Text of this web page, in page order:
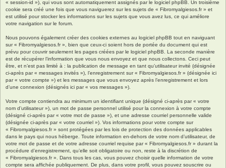
« session-id »), qui vous sont automatiquement assignés par le logiciel phpBB. Un troisième
cookie sera créé une fois que vous naviguerez sur les sujets de « Fibromyalgiesos.fr » et
est utilisé pour stocker les informations sur les sujets que vous avez lus, ce qui améliore
votre navigation sur le forum.
Nous pouvons également créer des cookies externes au logiciel phpBB tout en naviguant
sur « Fibromyalgiesos.fr », bien que ceux-ci soient hors de portée du document qui est
prévu pour couvrir seulement les pages créées par le logiciel phpBB. La seconde manière
est de récupérer l’information que vous nous envoyez et que nous collectons. Ceci peut
être, et n’est pas limité à : la publication de message en tant qu’utilisateur invité (désignée
ci-après par « messages invités »), l’enregistrement sur « Fibromyalgiesos.fr » (désignée ici
par « votre compte ») et les messages que vous envoyez après l’enregistrement et lors
d’une connexion (désignés ici par « vos messages »).
Votre compte contiendra au minimum un identifiant unique (désigné ci-après par « votre
nom d’utilisateur »), un mot de passe personnel utilisé pour la connexion à votre compte
(désigné ci-après par « votre mot de passe »), et une adresse courriel personnelle valide
(désignée ci-après par « votre courriel »). Vos informations pour votre compte sur
« Fibromyalgiesos.fr » sont protégées par les lois de protection des données applicables
dans le pays qui nous héberge. Toute information en-dehors de votre nom d’utilisateur, de
votre mot de passe et de votre adresse courriel requise par « Fibromyalgiesos.fr » durant la
procédure d’enregistrement, qu’elle soit obligatoire ou non, reste à la discrétion de
« Fibromyalgiesos.fr ». Dans tous les cas, vous pouvez choisir quelle information de votre
compte sera affichée publiquement. De plus, dans votre profil, vous pouvez souscrire ou